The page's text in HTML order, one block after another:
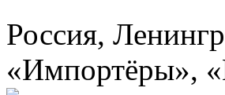
Россия,
«Импортёры»,